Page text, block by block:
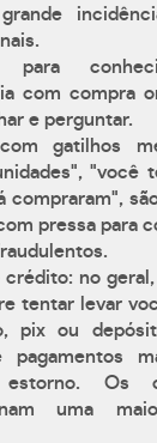
para
com compra
e perguntar.
gatilhos
"você
compraram",
pressa para
crédito: no
tentar levar
pix ou
pagamentos
estorno. Os
uma